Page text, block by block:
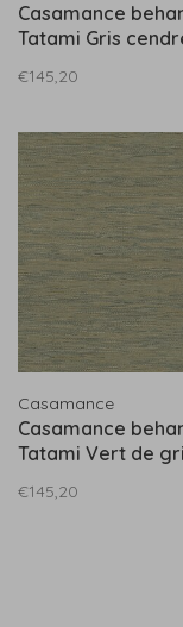
Casamance
Tatami Gris
€145,20
Casamance
Casamance
Tatami Vert de
€145,20